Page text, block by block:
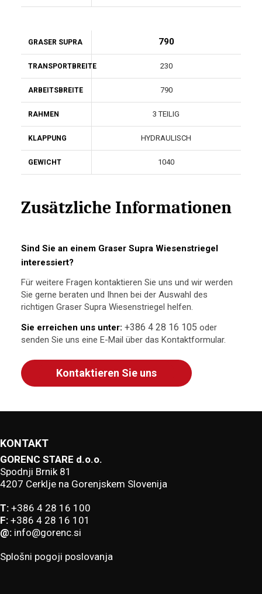
GRASER SUPRA 790
TRANSPORTBREITE 230
ARBEITSBREITE 790
RAHMEN 3 TEILIG
KLAPPUNG HYDRAULISCH
GEWICHT 1040
Zusätzliche Informationen
Sind Sie an einem Graser Supra Wiesenstriegel
interessiert?
Für weitere Fragen kontaktieren Sie uns und wir werden
Sie gerne beraten und Ihnen bei der Auswahl des
richtigen Graser Supra Wiesenstriegel helfen.
Sie erreichen uns unter: +386 4 28 16 105 oder
senden Sie uns eine E-Mail über das Kontaktformular.
Kontaktieren Sie uns
KONTAKT
GORENC STARE d.o.o.
Spodnji Brnik 81
4207 Cerklje na Gorenjskem Slovenija
T: +386 4 28 16 100
F: +386 4 28 16 101
@: info@gorenc.si
Splošni pogoji poslovanja